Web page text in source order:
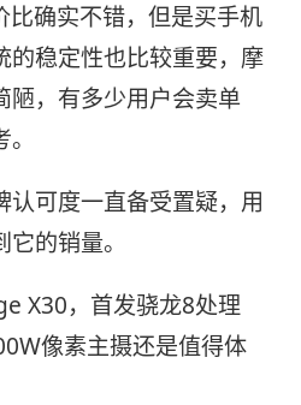
比确实不错，但是买手机
的稳定性也比较重要，摩
陋，有多少用户会卖单
认可度一直备受置疑，用
的销量。
X30，首发骁龙8处理
像素主摄还是值得体